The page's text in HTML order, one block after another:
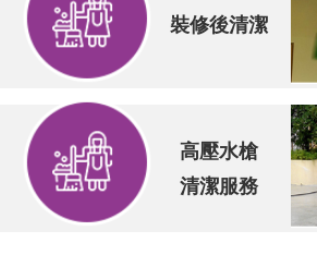
裝修後清潔
高壓水槍
清潔服務